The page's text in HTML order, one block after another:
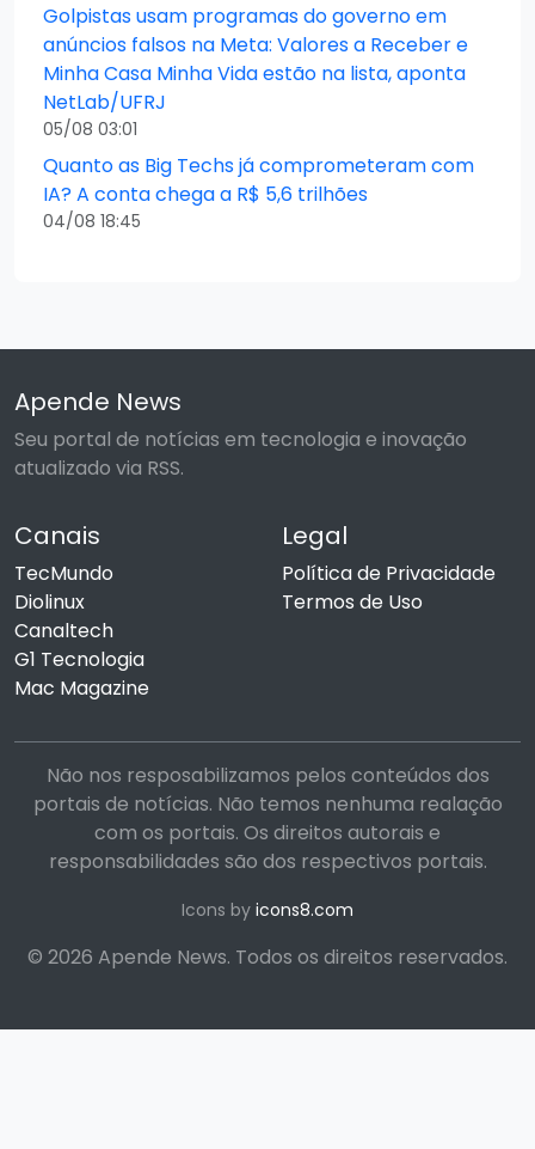
Golpistas usam programas do governo em
anúncios falsos na Meta: Valores a Receber e
Minha Casa Minha Vida estão na lista, aponta
NetLab/UFRJ
05/08 03:01
Quanto as Big Techs já comprometeram com
IA? A conta chega a R$ 5,6 trilhões
04/08 18:45
Apende News
Seu portal de notícias em tecnologia e inovação
atualizado via RSS.
Canais
TecMundo
Diolinux
Canaltech
G1 Tecnologia
Mac Magazine
Legal
Política de Privacidade
Termos de Uso
Não nos resposabilizamos pelos conteúdos dos
portais de notícias. Não temos nenhuma realação
com os portais. Os direitos autorais e
responsabilidades são dos respectivos portais.
Icons by icons8.com
© 2026 Apende News. Todos os direitos reservados.